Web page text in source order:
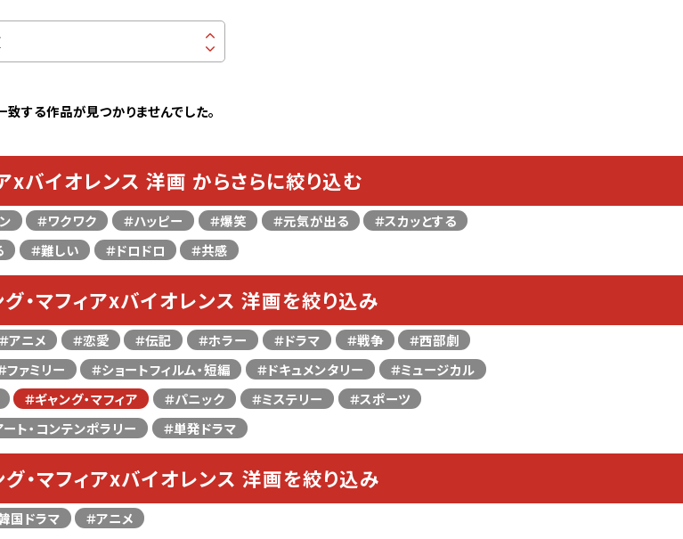
する作品が見つかりませんでした。
xバイオレンス 洋画 からさらに絞り込む
＃ワクワク ＃ハッピー ＃爆笑 ＃元気が出る
＃スカッとする
＃難しい ＃ドロドロ ＃共感
・マフィアxバイオレンス 洋画を絞り込み
＃アニメ ＃恋愛 ＃伝記 ＃ホラー ＃ドラマ ＃戦争
＃西部劇
ファミリー ＃ショートフィルム・短編 ＃ドキュメンタリー
＃ミュージカル
＃ギャング・マフィア ＃パニック ＃ミステリー
＃スポーツ
ート・コンテンポラリー ＃単発ドラマ
・マフィアxバイオレンス 洋画を絞り込み
国ドラマ ＃アニメ